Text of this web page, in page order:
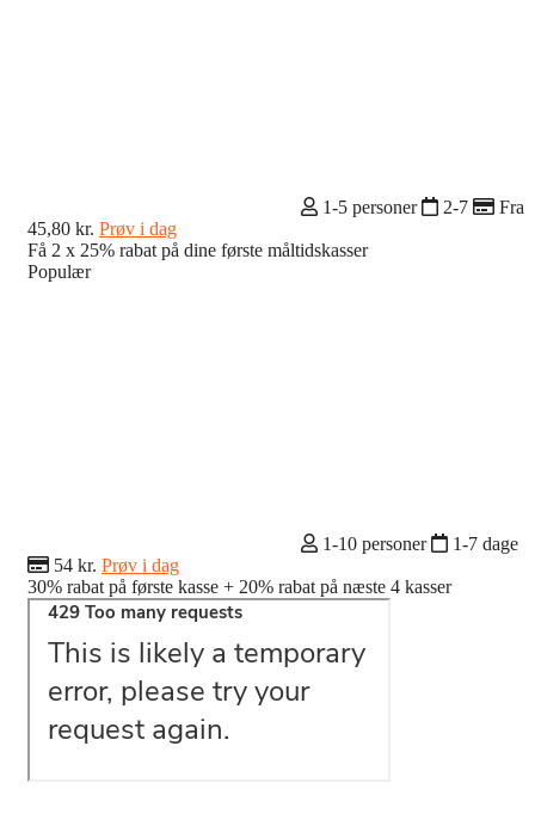
1-5 personer 2-7
Fra
45,80 kr. Prøv i dag
Få 2 x 25% rabat på dine første måltidskasser
Populær
1-10 personer
1-7 dage
54 kr. Prøv i dag
30% rabat på første kasse + 20% rabat på næste 4 kasser